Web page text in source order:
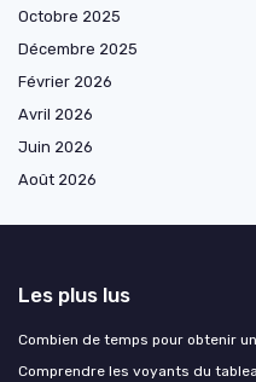
Octobre 2025
Décembre 2025
Février 2026
Avril 2026
Juin 2026
Août 2026
Les plus lus
Combien de temps pour obtenir
Comprendre les voyants du